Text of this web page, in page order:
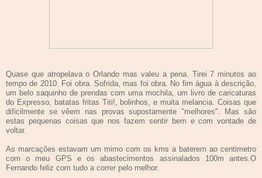
Quase que atropelava o Orlando mas valeu a pena. Tirei 7 minutos ao
tempo de 2010. Foi obra. Sofrida, mas foi obra. No fim água à descrição,
um belo saquinho de prendas com uma mochila, um livro de caricaturas
do Expresso, batatas fritas Titi!, bolinhos, e muita melancia. Coisas que
dificilmente se vêem nas provas supostamente "melhores". Mas são
estas pequenas coisas que nos fazem sentir bem e com vontade de
voltar.
As marcações estavam um mimo com os kms a baterem ao centimetro
com o meu GPS e os abastecimentos assinalados 100m antes.O
Fernando feliz com tudo a correr pelo melhor.